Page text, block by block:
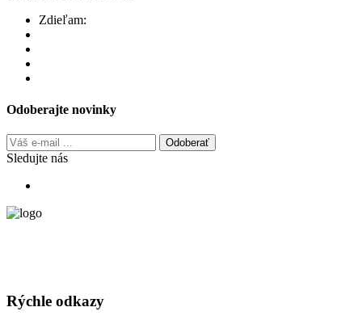
Zdieľam:
Odoberajte novinky
Odoberať
Sledujte nás
Rýchle odkazy